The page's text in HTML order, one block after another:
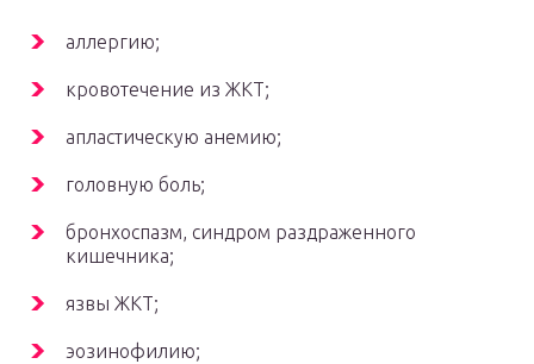
аллергию;
кровотечение из ЖКТ;
апластическую анемию;
головную боль;
бронхоспазм, синдром раздраженного
кишечника;
язвы ЖКТ;
эозинофилию;